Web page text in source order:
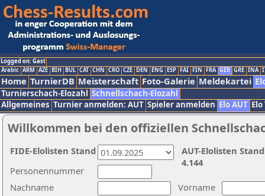
Logged on: Gast
Arabic ARM AZE BIH BUL CAT CHN CRO CZE DEN ENG ESP FAI FIN FRA GER GRE INA
Home TurnierDB Meisterschaft Foto-Galerie Meldekartei
Turnierschach-Elozahl Schnellschach-Elozahl
Allgemeines Turnier anmelden: AUT Spieler anmelden Elo AUT
Willkommen bei den offiziellen
Nachname
Vorname
Personennummer
AUT-Elolisten
4.144
FIDE-Elolisten Stand